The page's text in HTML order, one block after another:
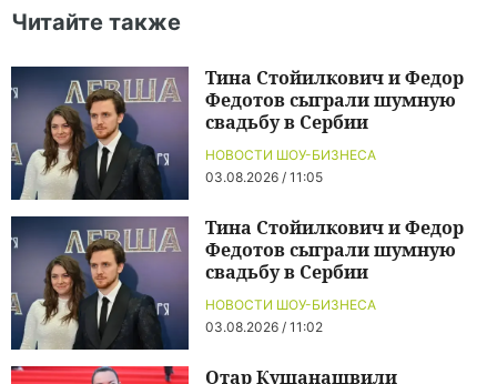
Читайте также
НОВОСТИ ШОУ-БИЗНЕСА
03.08.2026 / 11:05
Тина Стойилкович и Федор
Федотов сыграли шумную
свадьбу в Сербии
НОВОСТИ ШОУ-БИЗНЕСА
03.08.2026 / 11:02
Тина Стойилкович и Федор
Федотов сыграли шумную
свадьбу в Сербии
Отар Кушанашвили